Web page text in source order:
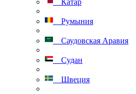
Катар
Румыния
Саудовская Аравия
Судан
Швеция